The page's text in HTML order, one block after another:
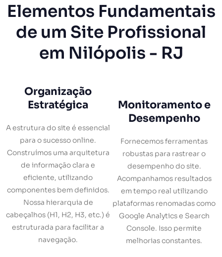
Elementos Fundamentais
de um Site Profissional
em Nilópolis - RJ
Organização
Estratégica
A estrutura do site é essencial
para o sucesso online.
Construímos uma arquitetura
de informação clara e
eficiente, utilizando
componentes bem definidos.
Nossa hierarquia de
cabeçalhos (H1, H2, H3, etc.) é
estruturada para facilitar a
navegação.
Monitoramento e
Desempenho
Fornecemos ferramentas
robustas para rastrear o
desempenho do site.
Acompanhamos resultados
em tempo real utilizando
plataformas renomadas como
Google Analytics e Search
Console. Isso permite
melhorias constantes.